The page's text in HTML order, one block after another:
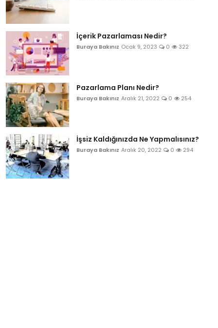
İçerik Pazarlaması Nedir?
Buraya Bakınız Ocak 9, 2023 0 322
Pazarlama Planı Nedir?
Buraya Bakınız Aralık 21, 2022 0 254
İşsiz Kaldığınızda Ne Yapmalısınız?
Buraya Bakınız Aralık 20, 2022 0 294